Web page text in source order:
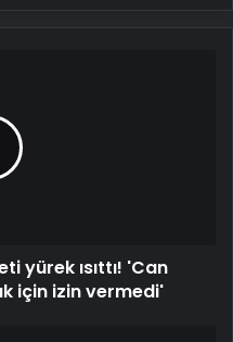
yürek ısıttı! 'Can
için izin vermedi'